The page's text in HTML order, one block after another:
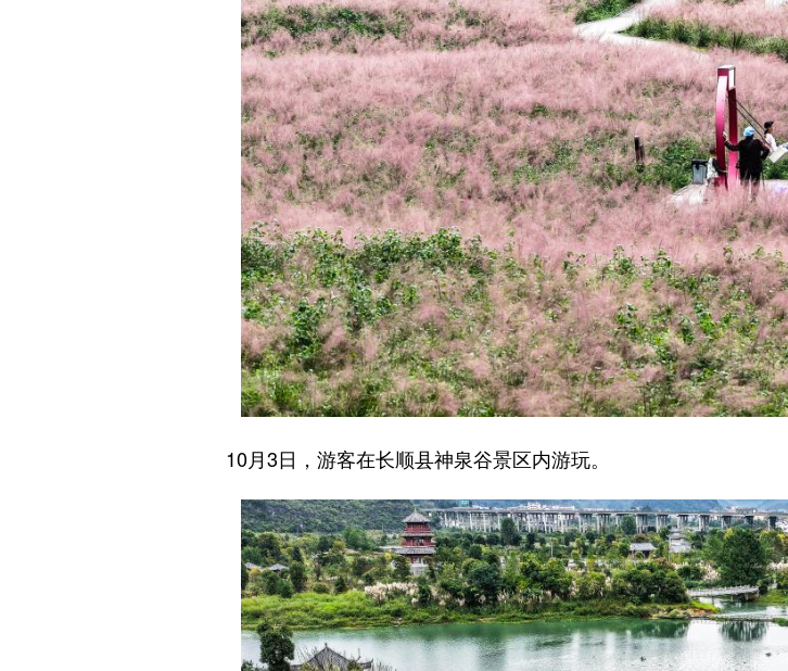
10月3日，游客在长顺县神泉谷景区内游玩。